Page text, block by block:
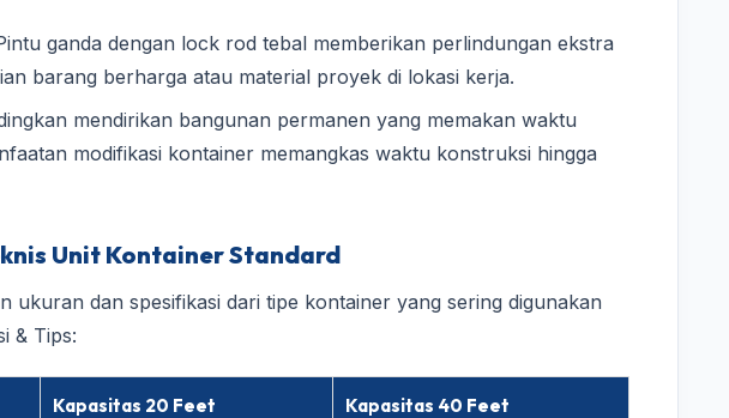
ganda dengan lock rod tebal memberikan perlindungan ekstra
barang berharga atau material proyek di lokasi kerja.
mendirikan bangunan permanen yang memakan waktu
modifikasi kontainer memangkas waktu konstruksi hingga
Unit Kontainer Standard
ukuran dan spesifikasi dari tipe kontainer yang sering digunakan
& Tips:
Kapasitas 20 Feet Kapasitas 40 Feet